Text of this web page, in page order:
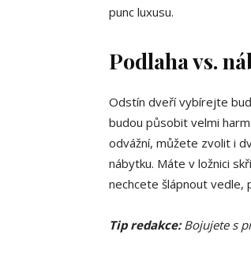
punc luxusu.
Podlaha vs.
Odstín dveří vybírejte
budou působit velmi
odvážní, můžete zvolit i
nábytku. Máte v ložnici
nechcete šlápnout vedle,
Tip redakce:Bojujete s